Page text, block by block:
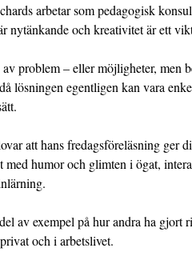
arbetar som pedagogisk
nytänkande och kreativitet är ett
problem – eller möjligheter, men
lösningen egentligen kan vara
att hans fredagsföreläsning ger
med humor och glimten i ögat,
av exempel på hur andra ha gjort
och i arbetslivet.